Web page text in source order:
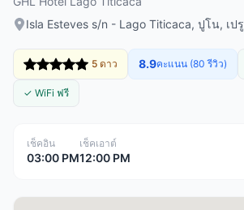
Isla Esteves s/n - Lago Titicaca, ปูโน, เปรู
5 ดาว 8.9คะแนน (80 รีวิว)
✓ WiFi ฟรี
เช็คอิน
03:00 PM
เช็คเอาต์
12:00 PM